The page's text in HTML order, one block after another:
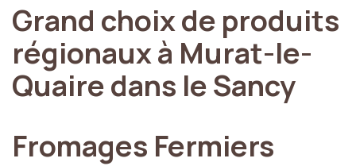
Grand choixde produits
régionauxà Murat-le-
Quairedans leSancy
Fromages Fermiers